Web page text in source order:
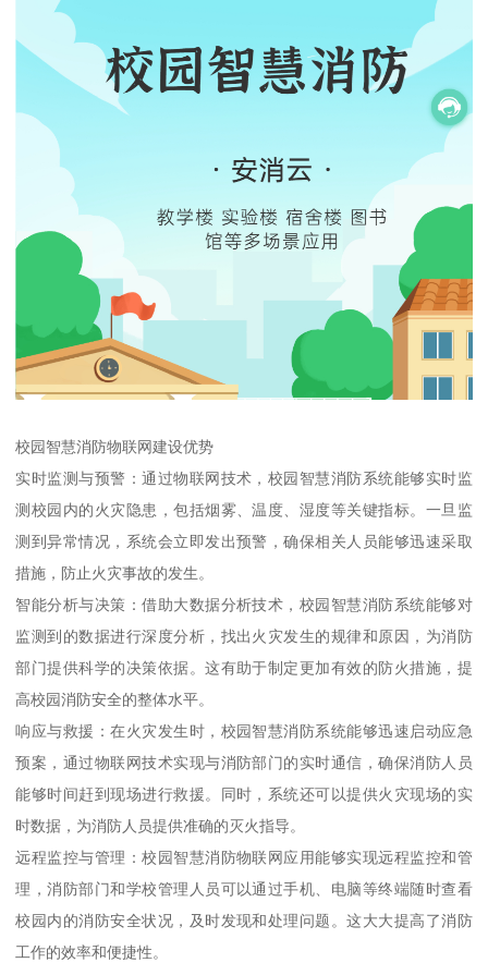
校园智慧消防物联网建设优势
实时监测与预警：通过物联网技术，校园智慧消防系统能够实时监
测校园内的火灾隐患，包括烟雾、温度、湿度等关键指标。一旦监
测到异常情况，系统会立即发出预警，确保相关人员能够迅速采取
措施，防止火灾事故的发生。
智能分析与决策：借助大数据分析技术，校园智慧消防系统能够对
监测到的数据进行深度分析，找出火灾发生的规律和原因，为消防
部门提供科学的决策依据。这有助于制定更加有效的防火措施，提
高校园消防安全的整体水平。
响应与救援：在火灾发生时，校园智慧消防系统能够迅速启动应急
预案，通过物联网技术实现与消防部门的实时通信，确保消防人员
能够时间赶到现场进行救援。同时，系统还可以提供火灾现场的实
时数据，为消防人员提供准确的灭火指导。
远程监控与管理：校园智慧消防物联网应用能够实现远程监控和管
理，消防部门和学校管理人员可以通过手机、电脑等终端随时查看
校园内的消防安全状况，及时发现和处理问题。这大大提高了消防
工作的效率和便捷性。